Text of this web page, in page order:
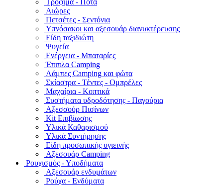
Τρόφιμα - Ποτά
Αιώρες
Πετσέτες - Σεντόνια
Υπνόσακοι και αξεσουάρ διανυκτέρευσης
Είδη ταξιδιώτη
Ψυγεία
Ενέργεια - Μπαταρίες
Έπιπλα Camping
Λάμπες Camping και φώτα
Σκίαστρα - Τέντες - Ομπρέλες
Μαχαίρια - Κοπτικά
Συστήματα υδροδότησης - Παγούρια
Αξεσσούρ Πισίνων
Kit Επιβίωσης
Υλικά Καθαρισμού
Υλικά Συντήρησης
Είδη προσωπικής υγιεινής
Αξεσουάρ Camping
Ρουχισμός - Υποδήματα
Αξεσουάρ ενδυμάτων
Ρούχα - Ενδύματα